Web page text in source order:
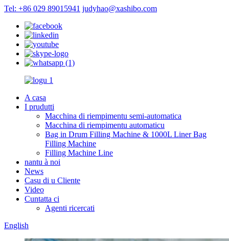
Tel: +86 029 89015941 judyhao@xashibo.com
A casa
I prudutti
Macchina di riempimentu semi-automatica
Macchina di riempimentu automaticu
Bag in Drum Filling Machine & 1000L Liner Bag
Filling Machine
Filling Machine Line
nantu à noi
News
Casu di u Cliente
Video
Cuntatta ci
Agenti ricercati
English